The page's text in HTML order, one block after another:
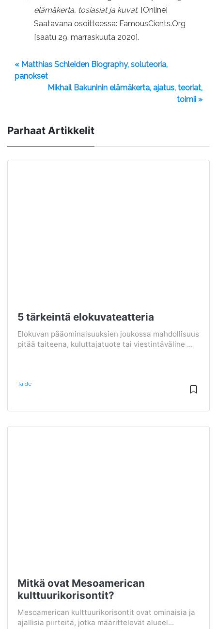
elämäkerta, tosiasiat ja kuvat. [Online]
Saatavana osoitteessa: FamousCients.Org
[saatu 29. marraskuuta 2020].
« Matthias Schleiden Biography, soluteoria,
panokset
Mikhail Bakuninin elämäkerta, ajatus, teoriat,
toimii »
Parhaat Artikkelit
5 tärkeintä elokuvateatteria
Elokuvan pääominaisuuksien joukossa mahdollisuus
pitää taiteena, kuluttajatuote tai viestintäväline ...
Taide
Mitkä ovat Mesoamerican
kulttuurikorisontit?
Mesoamerican kulttuurikorisontit ovat ominaisia ​​ja
ajallisia piirteitä, jotka määrittelevät alueel...